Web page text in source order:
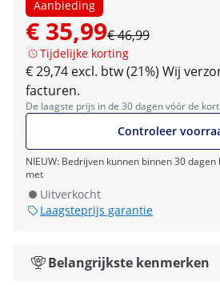
Aanbieding
€ 35,99€ 46,99
Tijdelijke korting
€ 29,74 excl. btw (21%) Wij
facturen.
De laagste prijs in de 30 dagen vóór de
Controleer
NIEUW: Bedrijven kunnen binnen 30 dagen
met
Uitverkocht
Laagsteprijs garantie
Belangrijkste kenmerken